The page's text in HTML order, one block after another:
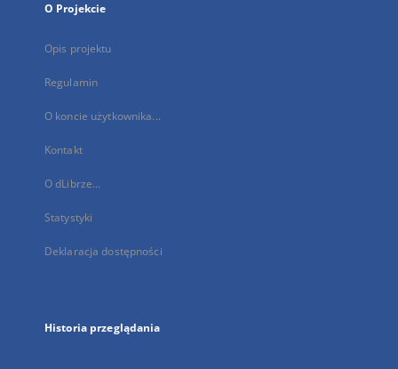
O Projekcie
Opis projektu
Regulamin
O koncie użytkownika...
Kontakt
O dLibrze...
Statystyki
Deklaracja dostępności
Historia przeglądania